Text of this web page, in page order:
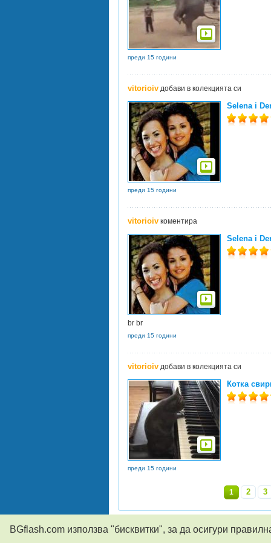
BGflash.com използва "бисквитки", за да осигури
преди 15 години
vitorioivдобави в колекцията си
Selena i
преди 15 години
vitorioivкоментира
Selena i
br br
преди 15 години
vitorioivдобави в колекцията си
Котка
преди 15 години
1 2 3
© 2004-2026BGflash Контакти RSS